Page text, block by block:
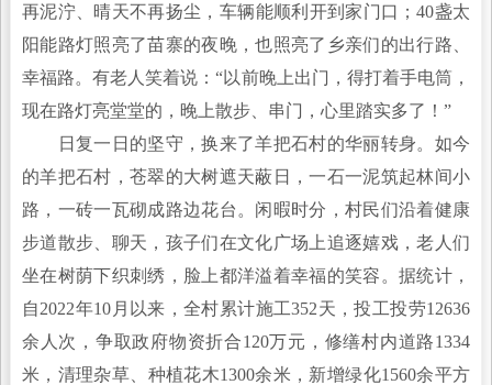
再泥泞、晴天不再扬尘，车辆能顺利开到家门口；40盏太
阳能路灯照亮了苗寨的夜晚，也照亮了乡亲们的出行路、
幸福路。有老人笑着说：“以前晚上出门，得打着手电筒，
现在路灯亮堂堂的，晚上散步、串门，心里踏实多了！”
日复一日的坚守，换来了羊把石村的华丽转身。如今
的羊把石村，苍翠的大树遮天蔽日，一石一泥筑起林间小
路，一砖一瓦砌成路边花台。闲暇时分，村民们沿着健康
步道散步、聊天，孩子们在文化广场上追逐嬉戏，老人们
坐在树荫下织刺绣，脸上都洋溢着幸福的笑容。据统计，
自2022年10月以来，全村累计施工352天，投工投劳12636
余人次，争取政府物资折合120万元，修缮村内道路1334
米，清理杂草、种植花木1300余米，新增绿化1560余平方